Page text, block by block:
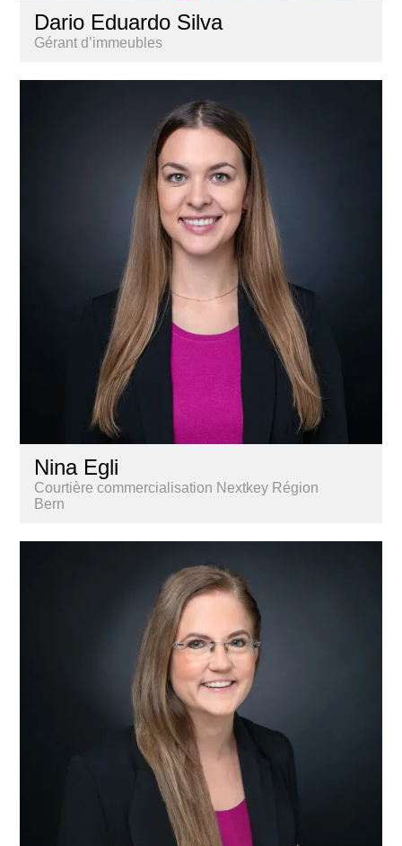
Dario Eduardo Silva
Gérant d’immeubles
Nina Egli
Courtière commercialisation Nextkey Région
Bern